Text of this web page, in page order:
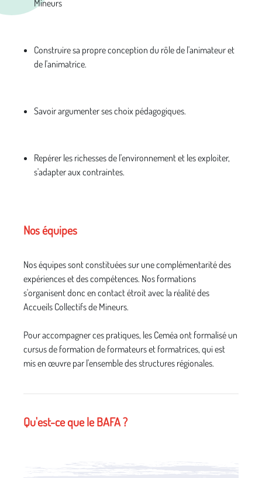
Mineurs
Construire sa propre conception du rôle de l'animateur et
de l'animatrice.
Savoir argumenter ses choix pédagogiques.
Repérer les richesses de l'environnement et les exploiter,
s'adapter aux contraintes.
Nos équipes
Nos équipes sont constituées sur une complémentarité des
expériences et des compétences. Nos formations
s'organisent donc en contact étroit avec la réalité des
Accueils Collectifs de Mineurs.
Pour accompagner ces pratiques, les Ceméa ont formalisé un
cursus de formation de formateurs et formatrices, qui est
mis en œuvre par l'ensemble des structures régionales.
Qu'est-ce que le BAFA ?